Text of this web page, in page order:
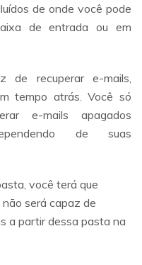
de onde você pode
de entrada ou em
recuperar e-mails,
tempo atrás. Você só
e-mails apagados
de suas
você terá que
será capaz de
a partir dessa pasta na